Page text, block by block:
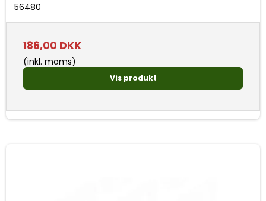
56480
186,00 DKK
(inkl. moms)
Vis produkt